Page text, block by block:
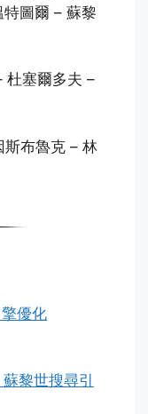
圖爾 – 蘇黎
杜塞爾多夫 –
斯布魯克 – 林
優化
黎世搜尋引